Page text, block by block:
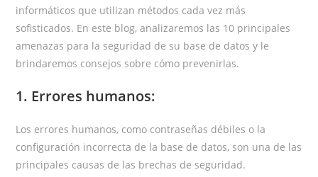
informáticos que utilizan métodos cada vez más
sofisticados. En este blog, analizaremos las 10 principales
amenazas para la seguridad de su base de datos y le
brindaremos consejos sobre cómo prevenirlas.
1. Errores humanos:
Los errores humanos, como contraseñas débiles o la
configuración incorrecta de la base de datos, son una de las
principales causas de las brechas de seguridad.